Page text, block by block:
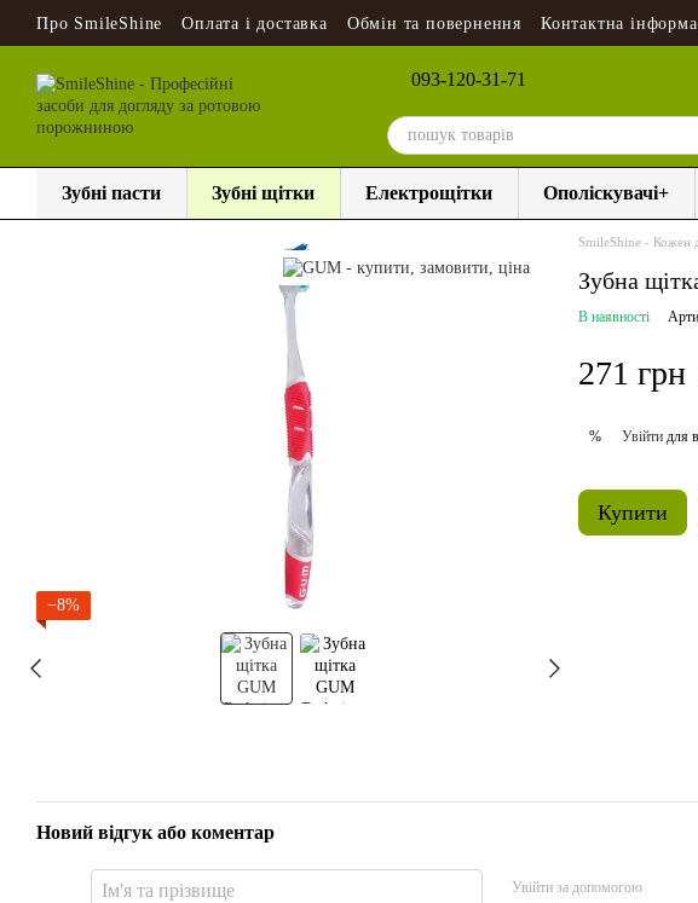
Перейти до основного контенту
Про SmileShine Оплата і доставка Обмін та повернення Контактна
093-120-31-71
Зубні пасти Зубні щітки Електрощітки Ополіскувачі+
−8%
SmileShine - Кожен
Зубна
В наявності
271 грн
% Увійти для
Купити
Новий відгук або коментар
Увійти за допомогою